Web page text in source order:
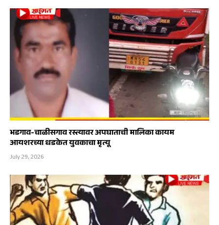
भडगाव-चाळीसगाव रस्त्यावर अपघाताची मालिका कायम
आयशरच्या धडकेत युवकाचा मृत्यू
July 29, 2026